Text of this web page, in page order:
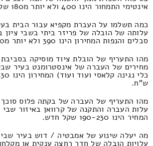
אינטימי התמחור הינו 400 ולא יותר מ180 שקל חדש.
כמה תשלמו על העברת מקפיא עבור הבית
עלותה של הובלה של פריזר ביתי בשבי ציון
סבלים והנפות המחירון הינו 390 ולא יותר מ190 ש"ח.
מהו התעריף של הובלת ציוד מוסיקה בסביבת
מחירים של העברה של אינסטרומנט בעיר
ש"ח.
מהו התעריף של העברה של בקתה פלוס סוכך
עלות העברה והתקנה של קרוואן באיזור שבי
המחיר הינו 190-230 שקל חדש.
מה יעלה שינוע של אמבטיה / דוש בעיר שבי
עלויות הובלה של חדר רחצה ענקית או